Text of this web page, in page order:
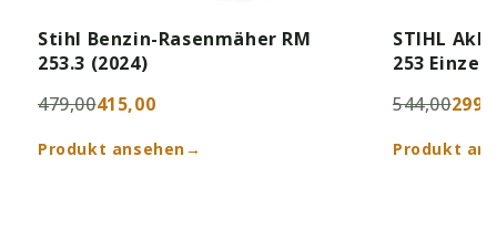
Stihl Benzin-Rasenmäher RM
253.3 (2024)
479,00415,00
Produkt ansehen→
STIHL
253
544,00
Produkt